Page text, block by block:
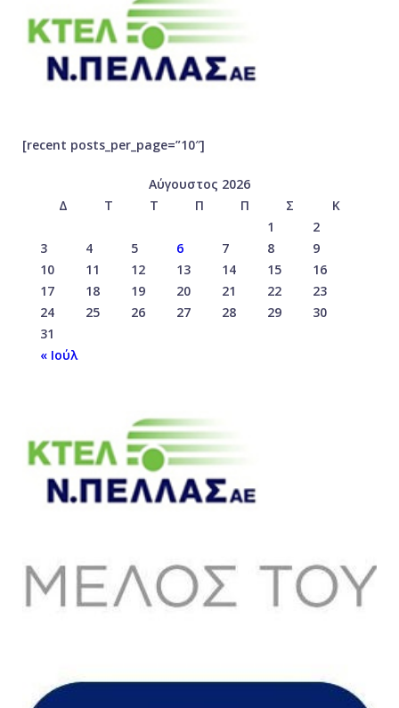
[recent posts_per_page=”10″]
Αύγουστος 2026
Δ
Τ Τ Π Π Σ
Κ
1
2
3
4 5 6 7 8
9
10
11 12 13 14 15
16
17
18 19 20 21 22
23
24
25 26 27 28 29
30
31
« Ιούλ